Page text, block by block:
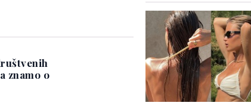
znamo o